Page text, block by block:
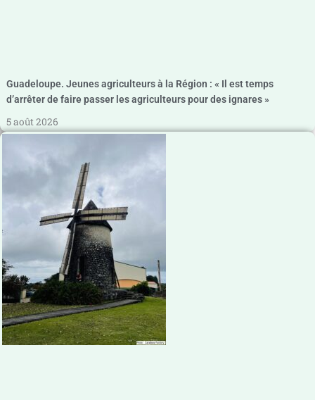
Guadeloupe. Jeunes agriculteurs à la Région : « Il est temps
d’arrêter de faire passer les agriculteurs pour des ignares »
5 août 2026